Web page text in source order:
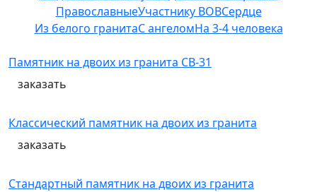
ПравославныеУчастнику ВОВСердце
Из белого гранитаС ангеломНа 3-4 человека
Памятник на двоих из гранита СВ-31
заказать
Классический памятник на двоих из гранита
заказать
Стандартный памятник на двоих из гранита